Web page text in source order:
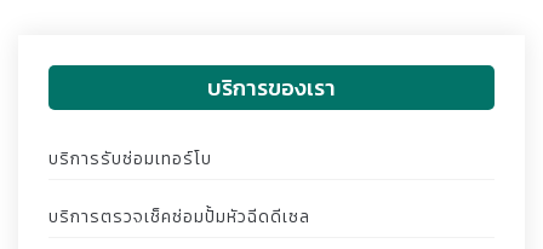
บริการของเรา
บริการรับซ่อมเทอร์โบ
บริการตรวจเช็คซ่อมปั้มหัวฉีดดีเซล